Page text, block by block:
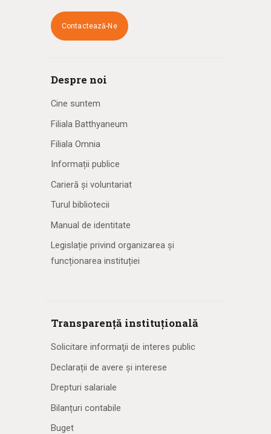
Contactează-Ne
Despre noi
Cine suntem
Filiala Batthyaneum
Filiala Omnia
Informații publice
Carieră și voluntariat
Turul bibliotecii
Manual de identitate
Legislație privind organizarea și
funcționarea instituției
Transparență instituțională
Solicitare informaţii de interes public
Declarații de avere și interese
Drepturi salariale
Bilanțuri contabile
Buget